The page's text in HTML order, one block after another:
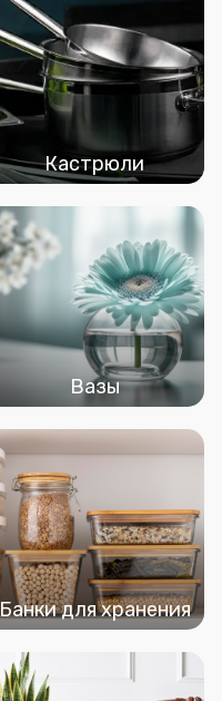
Кастрюли
Вазы
Банки для хранения